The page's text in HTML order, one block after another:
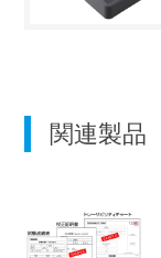
関連製品